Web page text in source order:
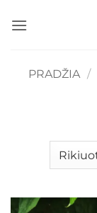
PRADŽIA /